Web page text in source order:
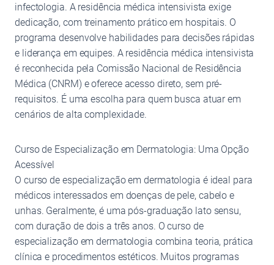
infectologia. A residência médica intensivista exige
dedicação, com treinamento prático em hospitais. O
programa desenvolve habilidades para decisões rápidas
e liderança em equipes. A residência médica intensivista
é reconhecida pela Comissão Nacional de Residência
Médica (CNRM) e oferece acesso direto, sem pré-
requisitos. É uma escolha para quem busca atuar em
cenários de alta complexidade.
Curso de Especialização em Dermatologia: Uma Opção
Acessível
O curso de especialização em dermatologia é ideal para
médicos interessados em doenças de pele, cabelo e
unhas. Geralmente, é uma pós-graduação lato sensu,
com duração de dois a três anos. O curso de
especialização em dermatologia combina teoria, prática
clínica e procedimentos estéticos. Muitos programas